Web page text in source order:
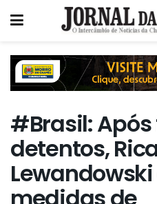
#Brasil:
detentos,